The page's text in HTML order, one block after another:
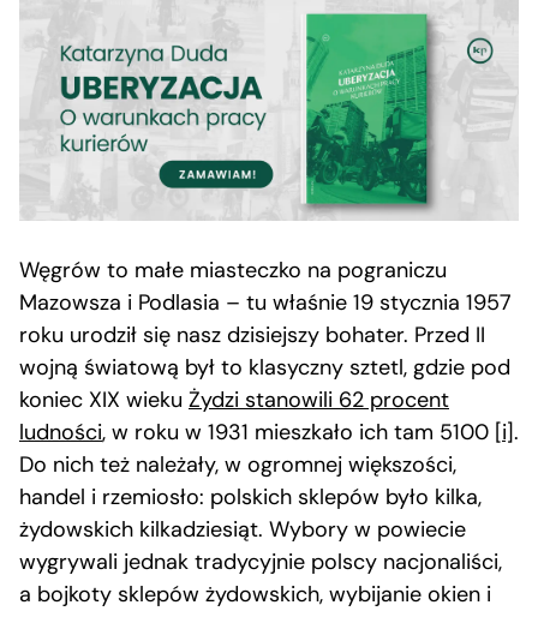
Węgrów to małe miasteczko na pograniczu
Mazowsza i Podlasia – tu właśnie 19 stycznia 1957
roku urodził się nasz dzisiejszy bohater. Przed II
wojną światową był to klasyczny sztetl, gdzie pod
koniec XIX wieku Żydzi stanowili 62 procent
ludności, w roku w 1931 mieszkało ich tam 5100 [i].
Do nich też należały, w ogromnej większości,
handel i rzemiosło: polskich sklepów było kilka,
żydowskich kilkadziesiąt. Wybory w powiecie
wygrywali jednak tradycyjnie polscy nacjonaliści,
a bojkoty sklepów żydowskich, wybijanie okien i